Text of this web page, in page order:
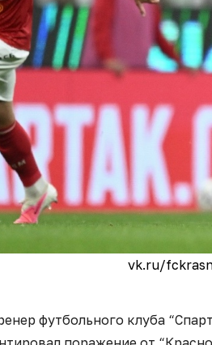
vk.ru/
футбольного клуба